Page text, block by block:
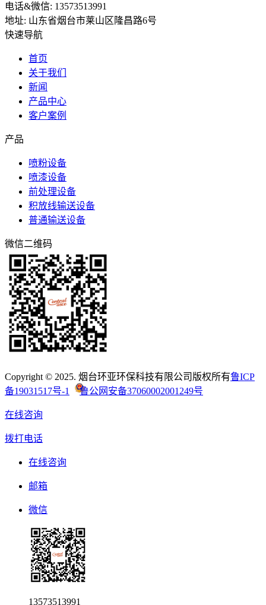
电话&微信: 13573513991
地址: 山东省烟台市莱山区隆昌路6号
快速导航
首页
关于我们
新闻
产品中心
客户案例
产品
喷粉设备
喷漆设备
前处理设备
积放线输送设备
普通输送设备
微信二维码
Copyright © 2025. 烟台环亚环保科技有限公司版权所有鲁ICP
备19031517号-1
鲁公网安备37060002001249号
在线咨询
拨打电话
在线咨询
邮箱
微信
13573513991